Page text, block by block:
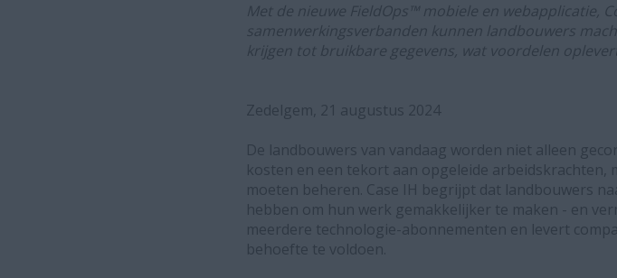
Met de nieuwe FieldOps™ mobiele en webapplicatie,
samenwerkingsverbanden kunnen landbouwers
krijgen tot bruikbare gegevens, wat voordelen
Zedelgem, 21 augustus 2024
De landbouwers van vandaag worden niet alleen
kosten en een tekort aan opgeleide arbeidskrachten,
moeten beheren. Case IH begrijpt dat landbouwers
hebben om hun werk gemakkelijker te maken - en
meerdere technologie-abonnementen en levert
behoefte te voldoen.